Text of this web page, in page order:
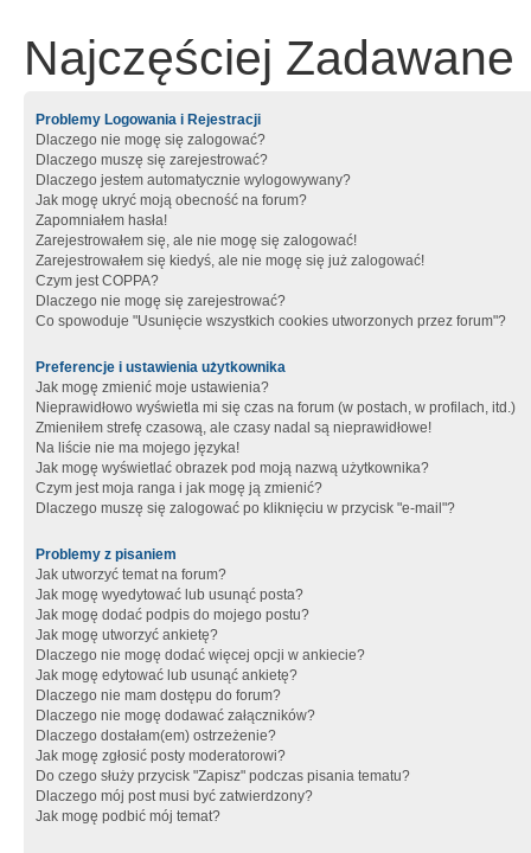
Najczęściej Zadawane
Problemy Logowania i Rejestracji
Dlaczego nie mogę się zalogować?
Dlaczego muszę się zarejestrować?
Dlaczego jestem automatycznie wylogowywany?
Jak mogę ukryć moją obecność na forum?
Zapomniałem hasła!
Zarejestrowałem się, ale nie mogę się zalogować!
Zarejestrowałem się kiedyś, ale nie mogę się już zalogować!
Czym jest COPPA?
Dlaczego nie mogę się zarejestrować?
Co spowoduje "Usunięcie wszystkich cookies utworzonych przez forum"?
Preferencje i ustawienia użytkownika
Jak mogę zmienić moje ustawienia?
Nieprawidłowo wyświetla mi się czas na forum (w postach, w profilach, itd.)
Zmieniłem strefę czasową, ale czasy nadal są nieprawidłowe!
Na liście nie ma mojego języka!
Jak mogę wyświetlać obrazek pod moją nazwą użytkownika?
Czym jest moja ranga i jak mogę ją zmienić?
Dlaczego muszę się zalogować po kliknięciu w przycisk "e-mail"?
Problemy z pisaniem
Jak utworzyć temat na forum?
Jak mogę wyedytować lub usunąć posta?
Jak mogę dodać podpis do mojego postu?
Jak mogę utworzyć ankietę?
Dlaczego nie mogę dodać więcej opcji w ankiecie?
Jak mogę edytować lub usunąć ankietę?
Dlaczego nie mam dostępu do forum?
Dlaczego nie mogę dodawać załączników?
Dlaczego dostałam(em) ostrzeżenie?
Jak mogę zgłosić posty moderatorowi?
Do czego służy przycisk "Zapisz" podczas pisania tematu?
Dlaczego mój post musi być zatwierdzony?
Jak mogę podbić mój temat?